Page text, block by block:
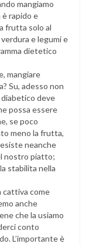
mangiamo
rapido e
frutta solo al
e legumi e
dietetico
mangiare
Su, adesso non
diabetico deve
possa essere
se poco
meno la frutta,
neanche
nostro piatto;
stabilita nella
cattiva come
anche
che la usiamo
conto
L’importante è